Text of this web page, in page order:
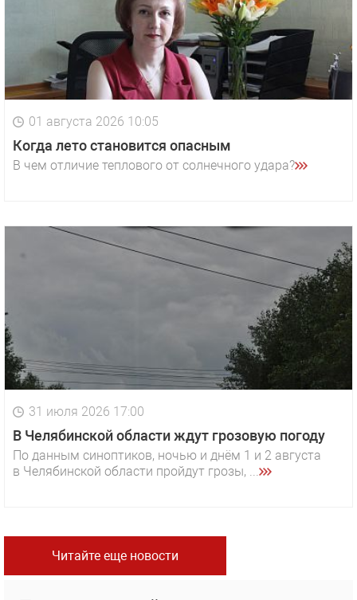
01 августа 2026 10:05
Когда лето становится опасным
В чем отличие теплового от солнечного удара?
31 июля 2026 17:00
В Челябинской области ждут грозовую погоду
По данным синоптиков, ночью и днём 1 и 2 августа
в Челябинской области пройдут грозы, ...
Читайте еще новости